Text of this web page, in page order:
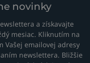
novinky
a získavajte
mesiac. Kliknutím na
Vašej emailovej adresy
newslettera. Bližšie